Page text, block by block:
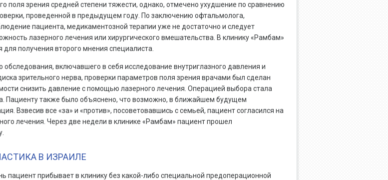
поля зрения средней степени тяжести, однако, отмечено ухудшение по сравнению
проведенной в предыдущем году. По заключению офтальмолога,
пациента, медикаментозной терапии уже не достаточно и следует
лазерного лечения или хирургического вмешательства. В клинику «Рамбам»
для получения второго мнения специалиста.
обследования, включавшего в себя исследование внутриглазного давления и
зрительного нерва, проверки параметров поля зрения врачами был сделан
снизить давление с помощью лазерного лечения. Операцией выбора стала
Пациенту также было объяснено, что возможно, в ближайшем будущем
Взвесив все «за» и «против», посоветовавшись с семьей, пациент согласился на
лечения. Через две недели в клинике «Рамбам» пациент прошел
В ИЗРАИЛЕ
пациент прибывает в клинику без какой-либо специальной предоперационной